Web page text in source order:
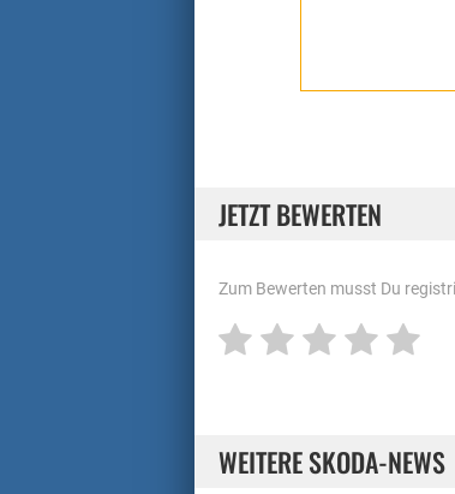
JETZT BEWERTEN
Zum Bewerten musst Du
WEITERE SKODA-NEWS